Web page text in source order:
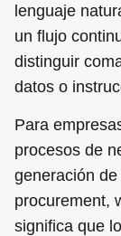
lenguaje
un flujo
distinguir
datos o
Para
procesos de
generación
procurement,
significa que